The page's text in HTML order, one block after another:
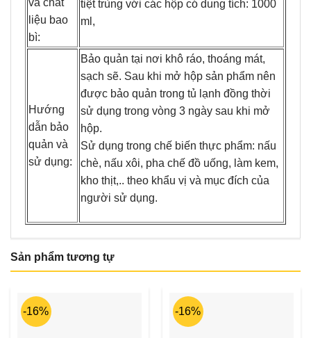
liệu bao
bì:
tiệt trùng với các hộp có dung tích: 1000
ml,
Hướng
dẫn bảo
quản và
sử dụng:
Bảo quản tại nơi khô ráo, thoáng mát,
sạch sẽ. Sau khi mở hộp sản phẩm nên
được bảo quản trong tủ lạnh đồng thời
sử dụng trong vòng 3 ngày sau khi mở
hộp.
Sử dụng trong chế biến thực phẩm: nấu
chè, nấu xôi, pha chế đồ uống, làm kem,
kho thịt,.. theo khẩu vị và mục đích của
người sử dụng.
Sản phẩm tương tự
-16% -16%